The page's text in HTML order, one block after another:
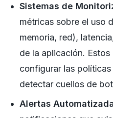
Sistemas de
métricas sobre el uso
memoria, red),
de la aplicación.
configurar las
detectar cuellos de
Alertas